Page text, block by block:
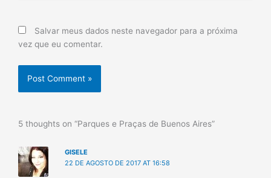
Salvar meus dados neste navegador para a próxima
vez que eu comentar.
5 thoughts on “Parques e Praças de Buenos Aires”
GISELE
22 DE AGOSTO DE 2017 AT 16:58